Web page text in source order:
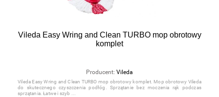
Vileda Easy Wring and Clean TURBO mop obrotowy
komplet
Producent: Vileda
Vileda Easy Wring and Clean TURBO mop obrotowy komplet. Mop obrotowy Vileda
do skutecznego czyszczenia podłóg. Sprzątanie bez moczenia rąk podczas
sprzątania. Łatwe i szyb